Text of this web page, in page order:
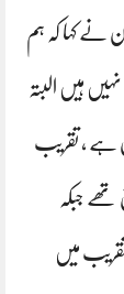
نے کہا کہ ہم
ہیں البتہ
ہے ، تقریب
تھے جبکہ
میں